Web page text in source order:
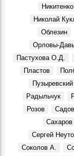
Николай
Облезин
Орловы-
Пастухова О.Д.
Пластов
Пузыревский
Радыльчук
Розов
Сахаров
Сергей
Соколов А.